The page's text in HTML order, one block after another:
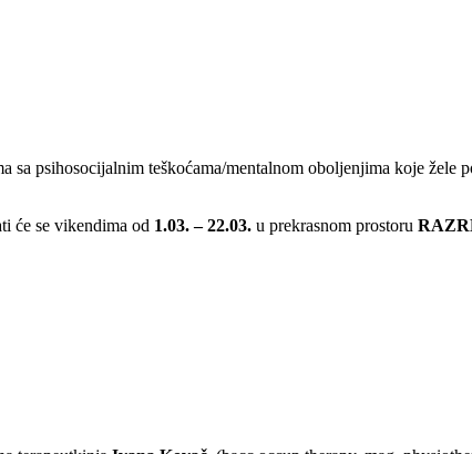
sa psihosocijalnim teškoćama/mentalnom oboljenjima koje
će se vikendima od 1.03. – 22.03. u prekrasnom prostoru